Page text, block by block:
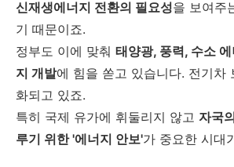
신재생에너지 전환의 필요성을 보여주
기 때문이죠.
정부도 이에 맞춰 태양광, 풍력, 수소
지 개발에 힘을 쏟고 있습니다. 전기차
화되고 있죠.
특히 국제 유가에 휘둘리지 않고 자국
루기 위한 '에너지 안보'가 중요한 시대